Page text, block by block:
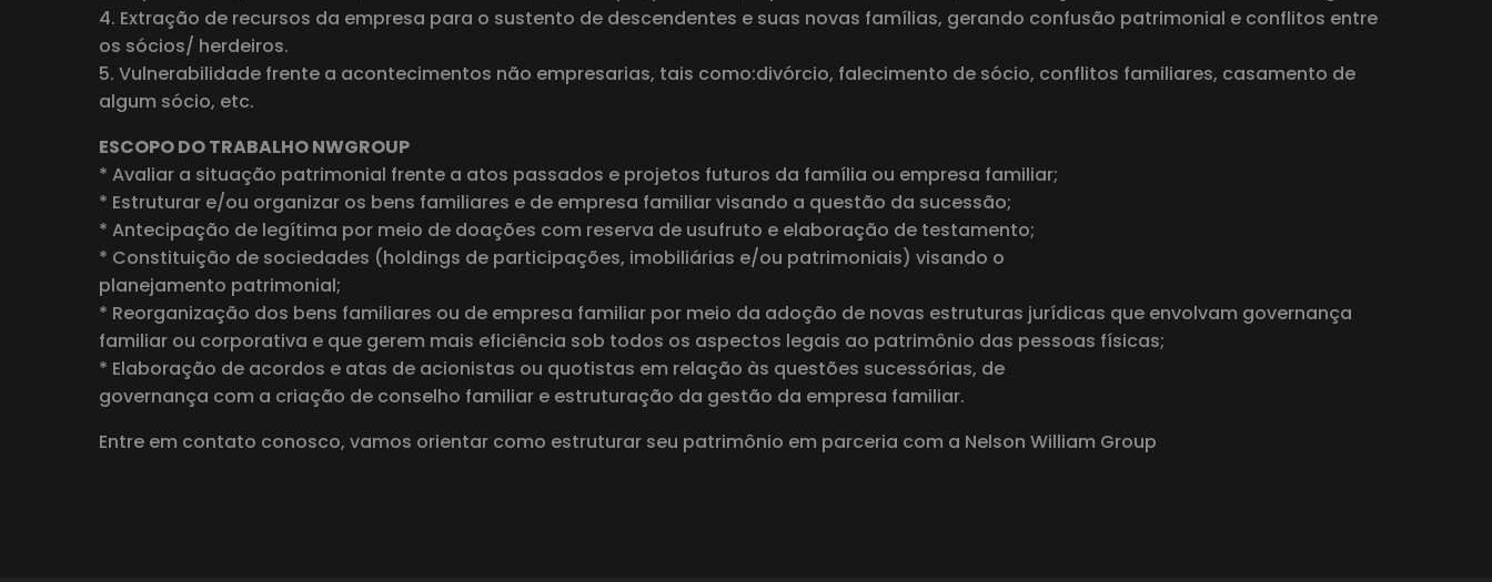
4. Extração de recursos da empresa para o sustento de descendentes e suas novas famílias, gerando confusão patrimonial e conflitos entre
os sócios/ herdeiros.
5. Vulnerabilidade frente a acontecimentos não empresarias, tais como:divórcio, falecimento de sócio, conflitos familiares, casamento de
algum sócio, etc.
ESCOPO DO TRABALHO NWGROUP
* Avaliar a situação patrimonial frente a atos passados e projetos futuros da família ou empresa familiar;
* Estruturar e/ou organizar os bens familiares e de empresa familiar visando a questão da sucessão;
* Antecipação de legítima por meio de doações com reserva de usufruto e elaboração de testamento;
* Constituição de sociedades (holdings de participações, imobiliárias e/ou patrimoniais) visando o
planejamento patrimonial;
* Reorganização dos bens familiares ou de empresa familiar por meio da adoção de novas estruturas jurídicas que envolvam governança
familiar ou corporativa e que gerem mais eficiência sob todos os aspectos legais ao patrimônio das pessoas físicas;
* Elaboração de acordos e atas de acionistas ou quotistas em relação às questões sucessórias, de
governança com a criação de conselho familiar e estruturação da gestão da empresa familiar.
Entre em contato conosco, vamos orientar como estruturar seu patrimônio em parceria com a Nelson William Group